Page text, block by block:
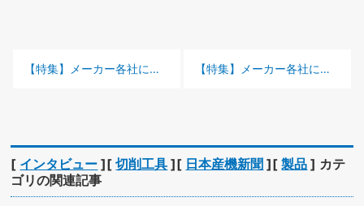
前の記事 :
【特集】メーカー各社に聞く「良い工具」−ダイジェット工業− 次の記事 :
【特集】メーカー各社に聞く「良い工具」−タンガロイ−
[ インタビュー ][切削工具 ][ 日本産機新聞 ][製品 ] カテ
ゴリの関連記事